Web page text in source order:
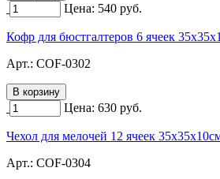
Цена: 540 руб.
Кофр для бюстгалтеров 6 ячеек
Арт.: COF-0302
Цена: 630 руб.
Чехол для мелочей 12 ячеек
Арт.: COF-0304